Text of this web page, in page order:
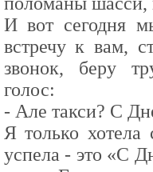
И вот сегодня
встречу к вам,
звонок, беру
голос:
- Але такси? С
Я только хотела
успела - это «С